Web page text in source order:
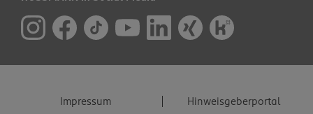
Impressum Hinweisgeberportal